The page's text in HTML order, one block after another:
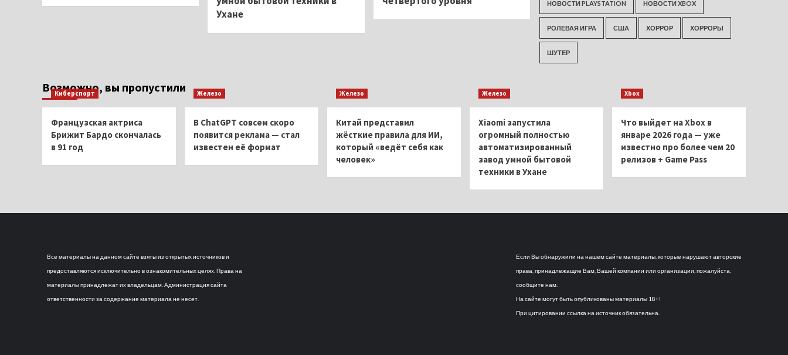
Ухане
НОВОСТИ PLAYSTATION НОВОСТИ XBOX
РОЛЕВАЯ ИГРА США ХОРРОР ХОРРОРЫ
ШУТЕР
Возможно, вы пропустили
Киберспорт
Французская актриса
Брижит Бардо скончалась
в 91 год
Железо
В ChatGPT совсем скоро
появится реклама — стал
известен её формат
Железо
Китай представил
жёсткие правила для ИИ,
который «ведёт себя как
человек»
Железо
Xiaomi запустила
огромный полностью
автоматизированный
завод умной бытовой
техники в Ухане
Xbox
Что выйдет на Xbox в
январе 2026 года — уже
известно про более чем 20
релизов + Game Pass
Все материалы на данном сайте взяты из открытых источников и
предоставляются исключительно в ознакомительных целях. Права на
материалы принадлежат их владельцам. Администрация сайта
ответственности за содержание материала не несет.
Если Вы обнаружили на нашем сайте материалы, которые нарушают авторские
права, принадлежащие Вам, Вашей компании или организации, пожалуйста,
сообщите нам.
На сайте могут быть опубликованы материалы 18+!
При цитировании ссылка на источник обязательна.